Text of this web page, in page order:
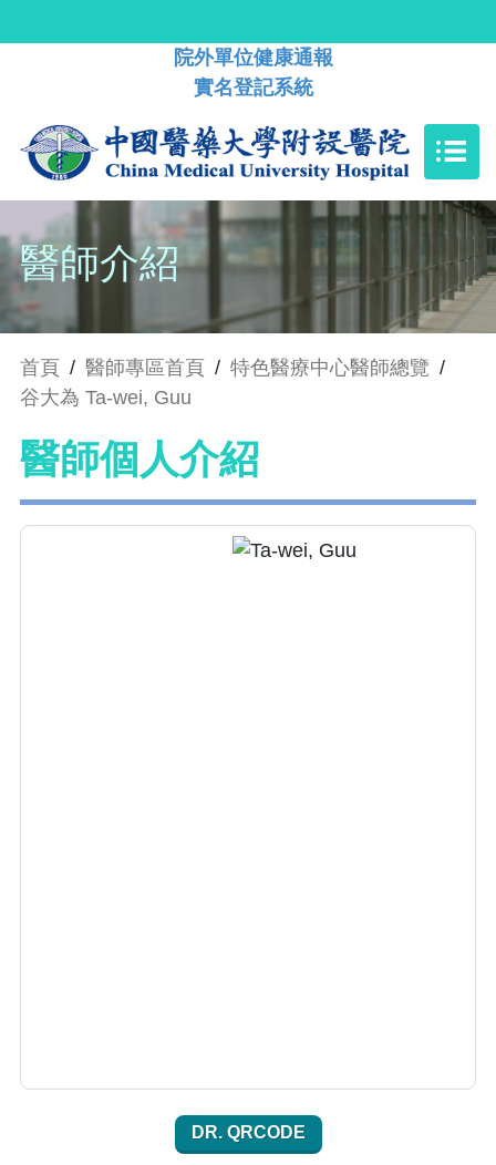
院外單位健康通報
實名登記系統
醫師介紹
首頁 / 醫師專區首頁 / 特色醫療中心醫師總覽 /
谷大為 Ta-wei, Guu
醫師個人介紹
DR. QRCODE